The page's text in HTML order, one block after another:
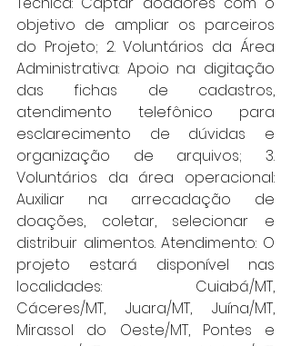
objetivo de ampliar os parceiros
do Projeto; 2. Voluntários da Área
Administrativa: Apoio na digitação
das fichas de cadastros,
atendimento telefônico para
esclarecimento de dúvidas e
organização de arquivos; 3.
Voluntários da área operacional:
Auxiliar na arrecadação de
doações, coletar, selecionar e
distribuir alimentos. Atendimento: O
projeto estará disponível nas
localidades: Cuiabá/MT,
Cáceres/MT, Juara/MT, Juína/MT,
Mirassol do Oeste/MT, Pontes e